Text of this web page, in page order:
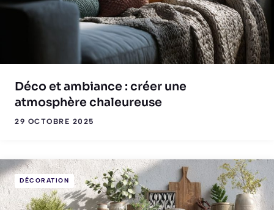
Déco et ambiance : créer une
atmosphère chaleureuse
29 OCTOBRE 2025
DÉCORATION